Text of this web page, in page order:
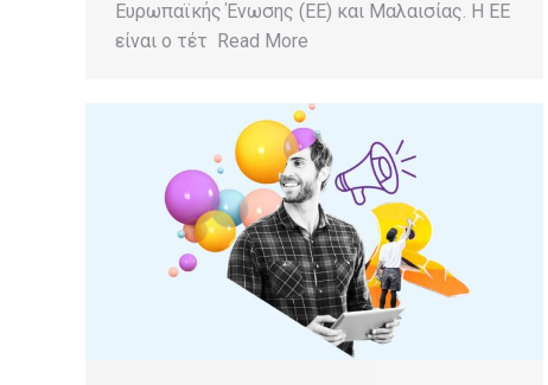
Ευρωπαϊκής Ένωσης (ΕΕ) και Μαλαισίας. Η ΕΕ
είναι ο τέτ Read More